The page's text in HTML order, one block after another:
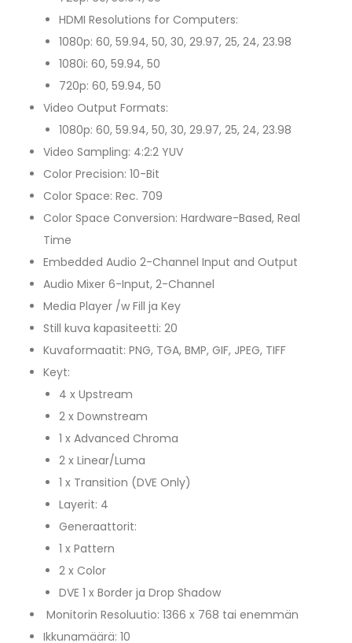
HDMI Resolutions for Computers:
1080p: 60, 59.94, 50, 30, 29.97, 25, 24, 23.98
1080i: 60, 59.94, 50
720p: 60, 59.94, 50
Video Output Formats:
1080p: 60, 59.94, 50, 30, 29.97, 25, 24, 23.98
Video Sampling: 4:2:2 YUV
Color Precision: 10-Bit
Color Space: Rec. 709
Color Space Conversion: Hardware-Based, Real
Time
Embedded Audio 2-Channel Input and Output
Audio Mixer 6-Input, 2-Channel
Media Player /w Fill ja Key
Still kuva kapasiteetti: 20
Kuvaformaatit: PNG, TGA, BMP, GIF, JPEG, TIFF
Keyt:
4 x Upstream
2 x Downstream
1 x Advanced Chroma
2 x Linear/Luma
1 x Transition (DVE Only)
Layerit: 4
Generaattorit:
1 x Pattern
2 x Color
DVE 1 x Border ja Drop Shadow
Monitorin Resoluutio: 1366 x 768 tai enemmän
Ikkunamäärä: 10